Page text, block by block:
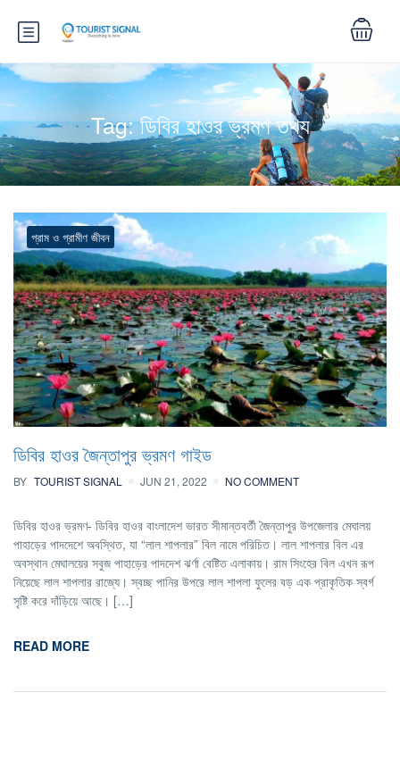
Tag:ডিবির হাওর ভ্রমণ তথ্য
গ্রাম ও গ্রামীণ জীবন
ডিবির হাওর জৈন্তাপুর ভ্রমণ গাইড
BY TOURIST SIGNAL JUN 21, 2022 NO COMMENT
ডিবির হাওর ভ্রমণ- ডিবির হাওর বাংলাদেশ ভারত সীমান্তবর্তী জৈন্তাপুর উপজেলার মেঘালয়
পাহাড়ের পাদদেশে অবস্থিত, যা “লাল শাপলার” বিল নামে পরিচিত। লাল শাপলার বিল এর
অবস্থান মেঘালয়ের সবুজ পাহাড়ের পাদদেশ ঝর্ণা বেষ্টিত এলাকায়। রাম সিংহের বিল এখন রূপ
নিয়েছে লাল শাপলার রাজ্যে। স্বচ্ছ পানির উপরে লাল শাপলা ফুলের বড় এক প্রাকৃতিক স্বর্গ
সৃষ্টি করে দাঁড়িয়ে আছে। […]
READ MORE